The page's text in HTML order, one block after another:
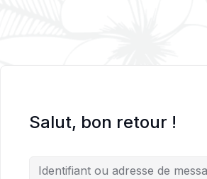
Salut, bon retour !